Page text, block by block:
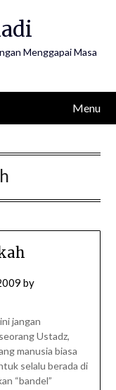
Menggapai Masa
Menu
by
jangan
Ustadz,
manusia biasa
selalu berada di
“bandel”